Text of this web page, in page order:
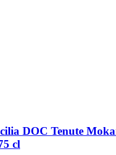
DOC Tenute
cl